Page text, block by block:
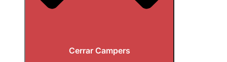
Cerrar Campers